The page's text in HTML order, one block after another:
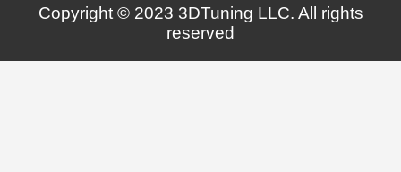
Copyright © 2023 3DTuning LLC. All rights
reserved